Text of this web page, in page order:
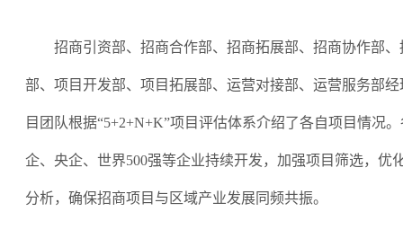
招商引资部、招商合作部、招商拓展部、招商协作部、
部、项目开发部、项目拓展部、运营对接部、运营服务部
目团队根据“5+2+N+K”项目评估体系介绍了各自项目情况
企、央企、世界500强等企业持续开发，加强项目筛选，优
分析，确保招商项目与区域产业发展同频共振。